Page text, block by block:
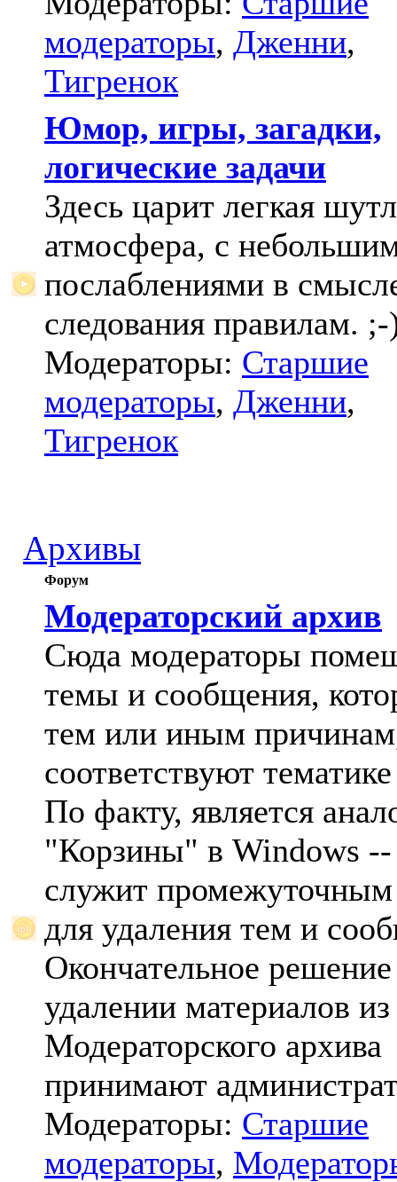
модераторы, Дженни,
Тигренок
Юмор, игры, загадки,
логические задачи
Здесь царит легкая
атмосфера, с
послаблениями в
следования правилам.
Модераторы: Старшие
модераторы, Дженни,
Тигренок
Архивы
Форум
Модераторский архив
Сюда модераторы
темы и сообщения,
тем или иным
соответствуют
По факту, является
"Корзины" в Windows --
служит промежуточным
для удаления тем и
Окончательное
удалении материалов из
Модераторского архива
принимают
Модераторы: Старшие
модераторы,